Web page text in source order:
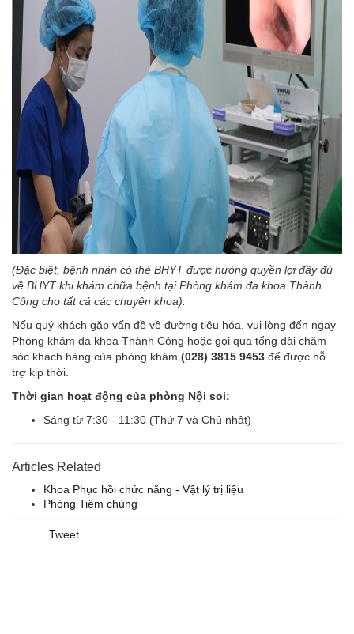
(Đặc biệt, bệnh nhân có thẻ BHYT được hưởng quyền lợi đầy đủ
về BHYT khi khám chữa bệnh tại Phòng khám đa khoa Thành
Công cho tất cả các chuyên khoa).
Nếu quý khách gặp vấn đề về đường tiêu hóa, vui lòng đến ngay
Phòng khám đa khoa Thành Công hoặc gọi qua tổng đài chăm
sóc khách hàng của phòng khám (028) 3815 9453 để được hỗ
trợ kịp thời.
Thời gian hoạt động của phòng Nội soi:
Sáng từ 7:30 - 11:30 (Thứ 7 và Chủ nhật)
Articles Related
Khoa Phục hồi chức năng - Vật lý trị liệu
Phòng Tiêm chủng
Tweet